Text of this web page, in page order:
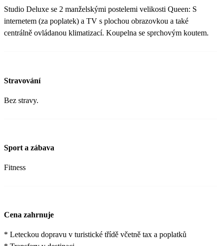
Studio Deluxe se 2 manželskými postelemi velikosti Queen: S
internetem (za poplatek) a TV s plochou obrazovkou a také
centrálně ovládanou klimatizací. Koupelna se sprchovým koutem.
Stravování
Bez stravy.
Sport a zábava
Fitness
Cena zahrnuje
* Leteckou dopravu v turistické třídě včetně tax a poplatků